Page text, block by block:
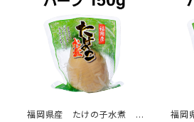
福岡県産 たけの子水煮 ハ
福岡